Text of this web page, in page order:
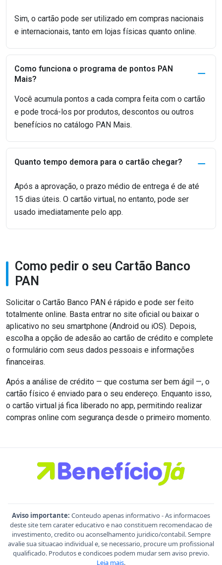
Sim, o cartão pode ser utilizado em compras nacionais
e internacionais, tanto em lojas físicas quanto online.
Como funciona o programa de pontos PAN
Mais?
Você acumula pontos a cada compra feita com o cartão
e pode trocá-los por produtos, descontos ou outros
benefícios no catálogo PAN Mais.
Quanto tempo demora para o cartão chegar?
Após a aprovação, o prazo médio de entrega é de até
15 dias úteis. O cartão virtual, no entanto, pode ser
usado imediatamente pelo app.
Como pedir o seu Cartão Banco
PAN
Solicitar o Cartão Banco PAN é rápido e pode ser feito
totalmente online. Basta entrar no site oficial ou baixar o
aplicativo no seu smartphone (Android ou iOS). Depois,
escolha a opção de adesão ao cartão de crédito e complete
o formulário com seus dados pessoais e informações
financeiras.
Após a análise de crédito — que costuma ser bem ágil —, o
cartão físico é enviado para o seu endereço. Enquanto isso,
o cartão virtual já fica liberado no app, permitindo realizar
compras online com segurança desde o primeiro momento.
Aviso importante: Conteudo apenas informativo - As informacoes
deste site tem carater educativo e nao constituem recomendacao de
investimento, credito ou aconselhamento juridico/contabil. Sempre
avalie sua situacao individual e, se necessario, procure um profissional
qualificado. Produtos e condicoes podem mudar sem aviso previo.
Leia mais.